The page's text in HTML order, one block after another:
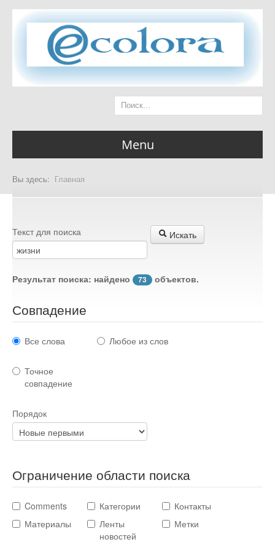
Menu
Главная страница
Разделы
Стихотворения
Детям
Кино
Кулинария
Своё дело
Контакты
Вы здесь: Главная
Текст для поиска Искать
Результат поиска: найдено 73 объектов.
Совпадение
Все слова Любое из слов
Точное
совпадение
Порядок
Ограничение области поиска
Comments Категории
Контакты
Материалы
Ленты
новостей
Метки